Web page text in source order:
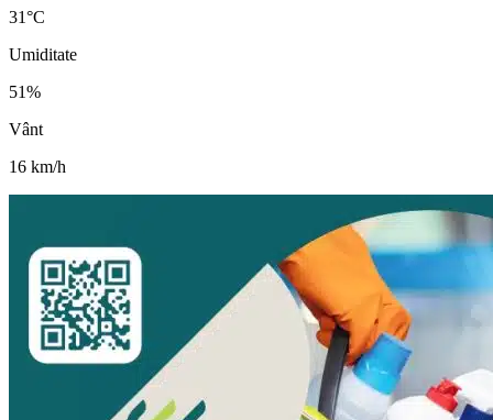
31°C
Umiditate
51%
Vânt
16 km/h